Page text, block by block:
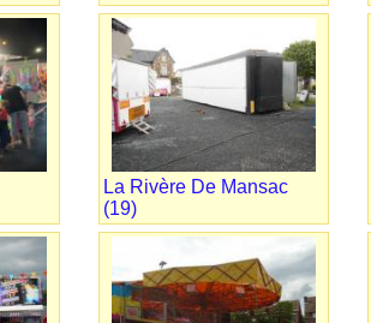
La Rivère De Mansac
(19)